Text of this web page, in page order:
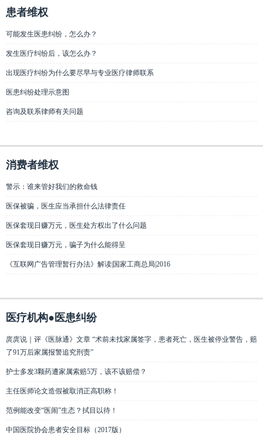
患者维权
可能发生医患纠纷，怎么办？
发生医疗纠纷后，该怎么办？
出现医疗纠纷为什么要尽早与专业医疗律师联系
医患纠纷处理示意图
咨询及联系律师有关问题
消费者维权
警示：谁来管好我们的救命钱
医保被骗，医生应当承担什么法律责任
医保套现日赚万元，医生处方权出了什么问题
医保套现日赚万元，骗子为什么能得呈
《互联网广告管理暂行办法》解读|国家工商总局|2016
医疗机构●医患纠纷
庹庹说｜评《医脉通》文章 “术前未找家属签字，患者死亡，医生被停业警告，赔
了91万后家属报警追究刑责”
护士多发3颗药遭家属索赔5万，该不该赔偿？
主任医师论文造假被取消正高职称！
范例能改变“医闹”生态？拭目以待！
中国医院协会患者安全目标（2017版）